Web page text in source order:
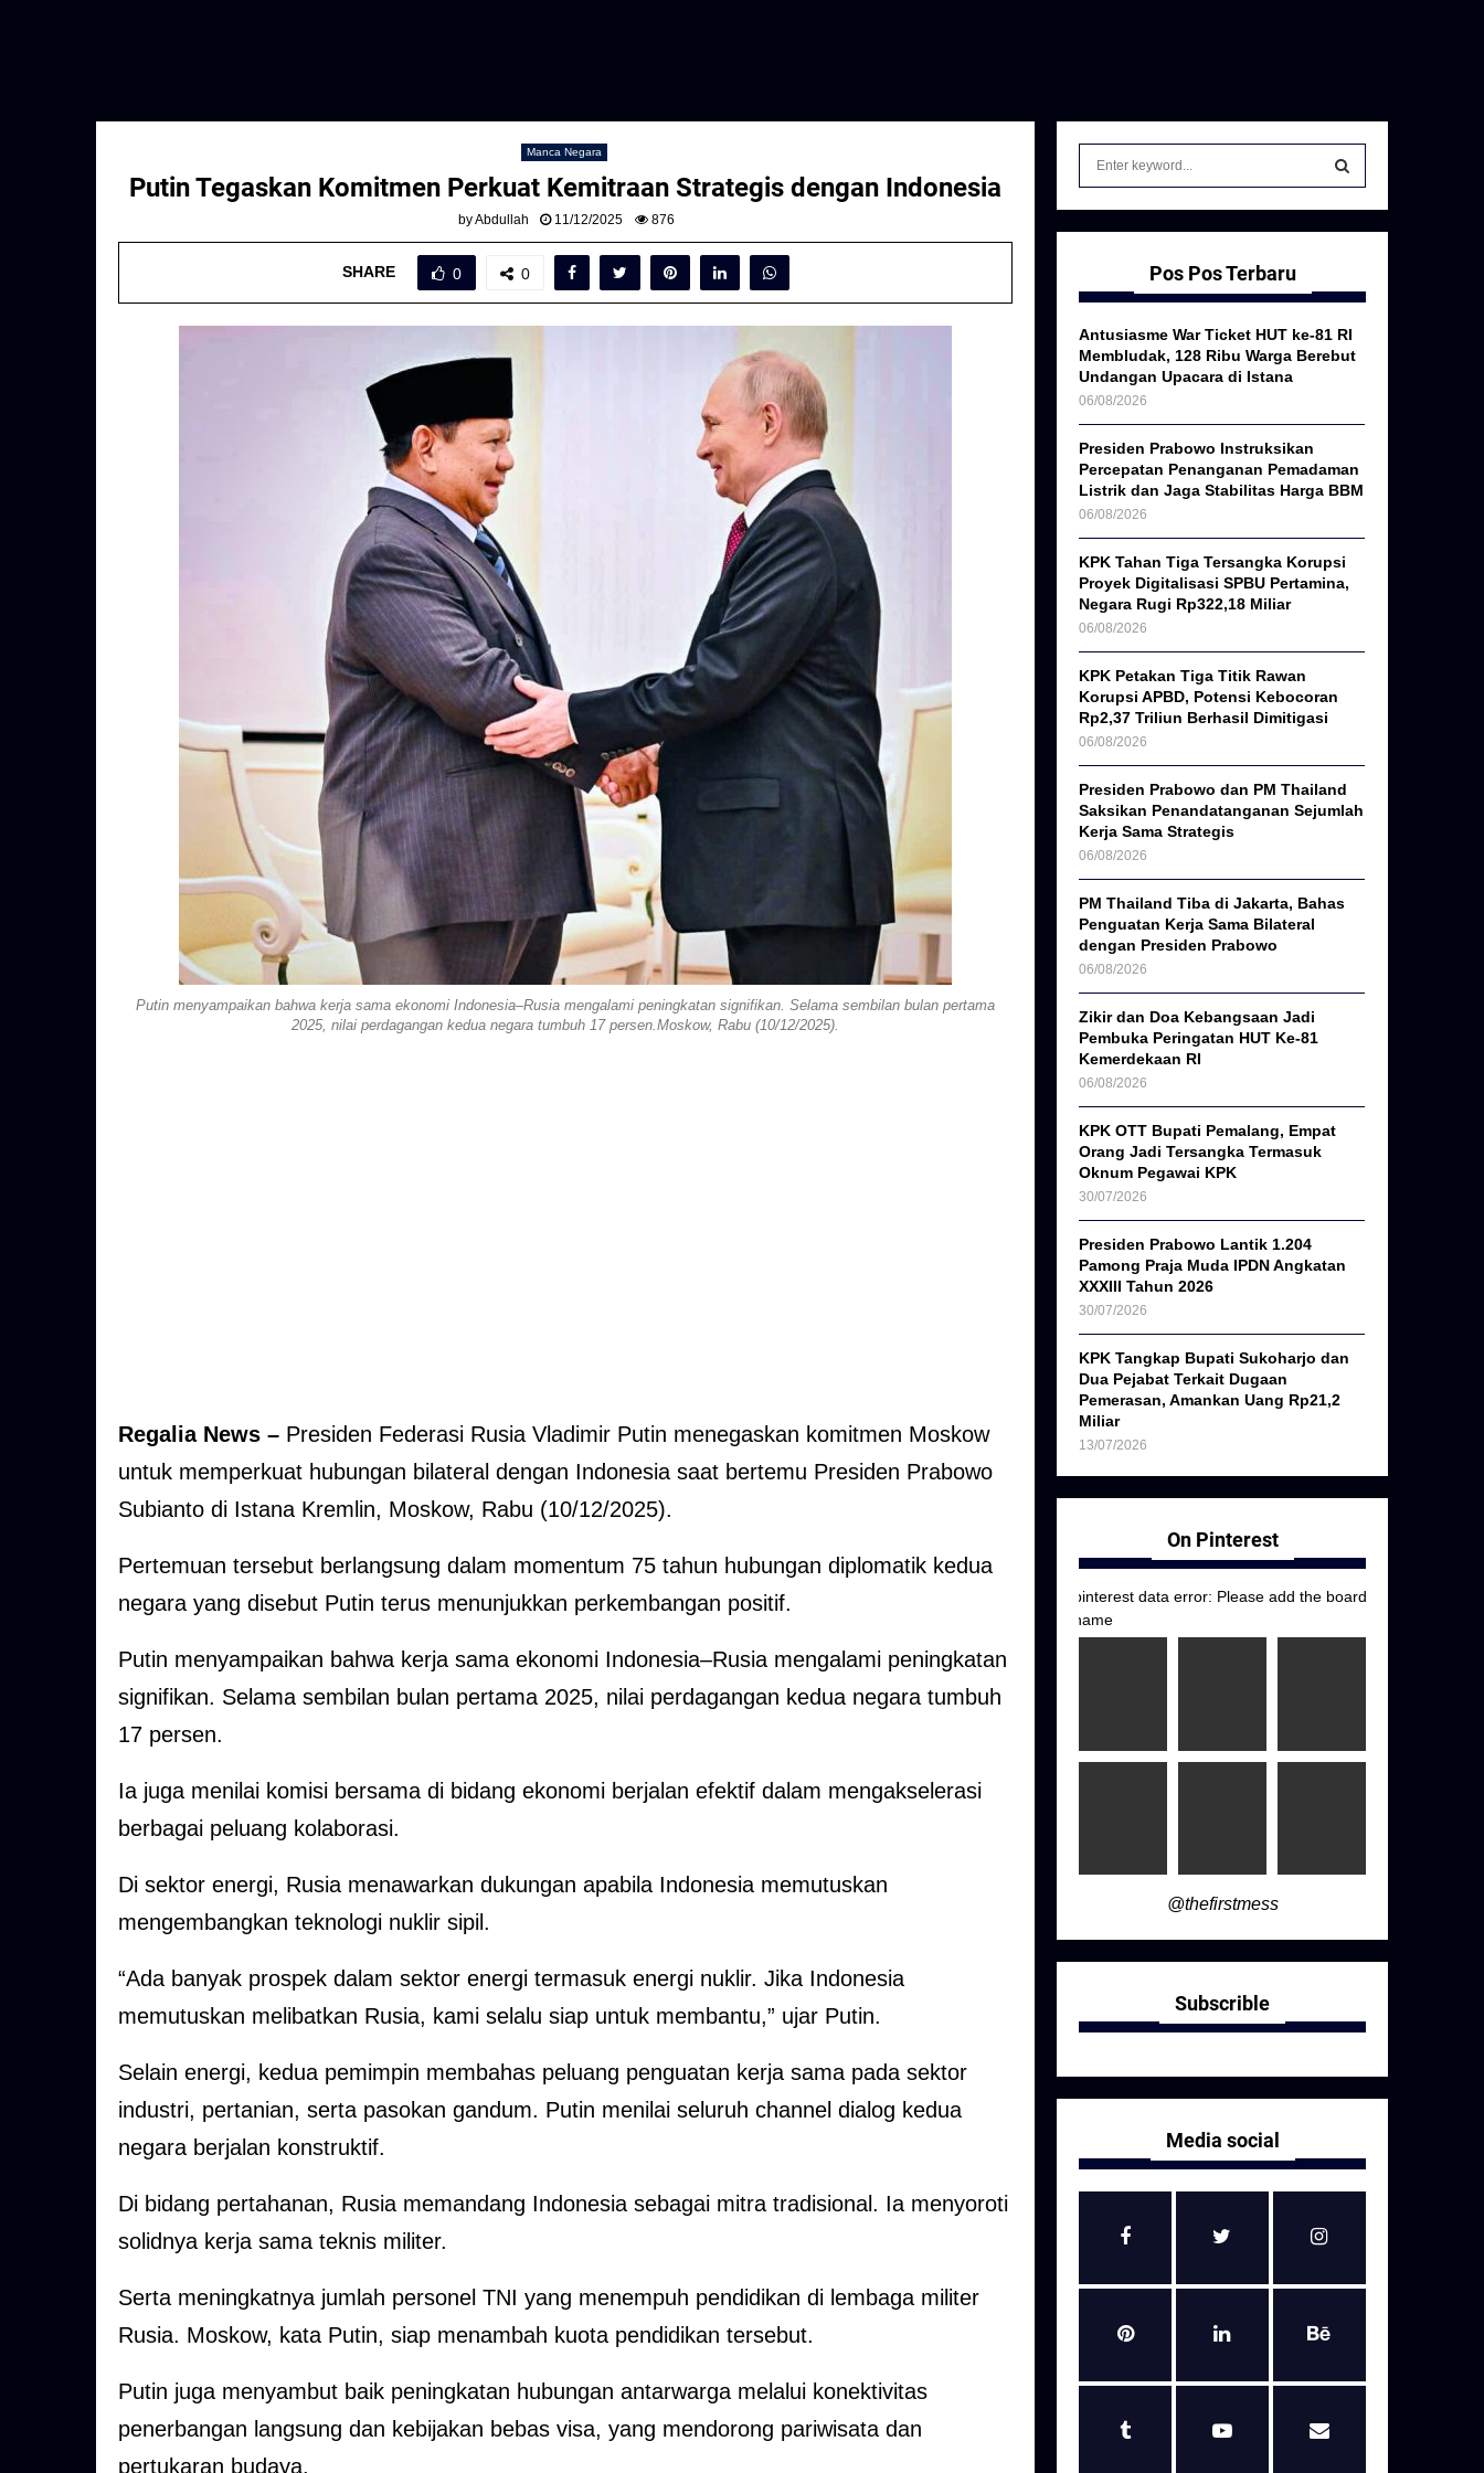
Manca Negara
Putin Tegaskan Komitmen Perkuat Kemitraan Strategis dengan Indonesia
byAbdullah 11/12/2025 876
SHARE 0 0
Putin menyampaikan bahwa kerja sama ekonomi Indonesia–Rusia mengalami peningkatan signifikan. Selama sembilan bulan pertama
2025, nilai perdagangan kedua negara tumbuh 17 persen.Moskow, Rabu (10/12/2025).
Regalia News – Presiden Federasi Rusia Vladimir Putin menegaskan komitmen Moskow
untuk memperkuat hubungan bilateral dengan Indonesia saat bertemu Presiden Prabowo
Subianto di Istana Kremlin, Moskow, Rabu (10/12/2025).
Pertemuan tersebut berlangsung dalam momentum 75 tahun hubungan diplomatik kedua
negara yang disebut Putin terus menunjukkan perkembangan positif.
Putin menyampaikan bahwa kerja sama ekonomi Indonesia–Rusia mengalami peningkatan
signifikan. Selama sembilan bulan pertama 2025, nilai perdagangan kedua negara tumbuh
17 persen.
Ia juga menilai komisi bersama di bidang ekonomi berjalan efektif dalam mengakselerasi
berbagai peluang kolaborasi.
Di sektor energi, Rusia menawarkan dukungan apabila Indonesia memutuskan
mengembangkan teknologi nuklir sipil.
“Ada banyak prospek dalam sektor energi termasuk energi nuklir. Jika Indonesia
memutuskan melibatkan Rusia, kami selalu siap untuk membantu,” ujar Putin.
Selain energi, kedua pemimpin membahas peluang penguatan kerja sama pada sektor
industri, pertanian, serta pasokan gandum. Putin menilai seluruh channel dialog kedua
negara berjalan konstruktif.
Di bidang pertahanan, Rusia memandang Indonesia sebagai mitra tradisional. Ia menyoroti
solidnya kerja sama teknis militer.
Serta meningkatnya jumlah personel TNI yang menempuh pendidikan di lembaga militer
Rusia. Moskow, kata Putin, siap menambah kuota pendidikan tersebut.
Putin juga menyambut baik peningkatan hubungan antarwarga melalui konektivitas
penerbangan langsung dan kebijakan bebas visa, yang mendorong pariwisata dan
pertukaran budaya.
f
r
:
S
A
R
H
Pos Pos Terbaru
Antusiasme War Ticket HUT ke-81 RI
Membludak, 128 Ribu Warga Berebut
Undangan Upacara di Istana
06/08/2026
Presiden Prabowo Instruksikan
Percepatan Penanganan Pemadaman
Listrik dan Jaga Stabilitas Harga BBM
06/08/2026
KPK Tahan Tiga Tersangka Korupsi
Proyek Digitalisasi SPBU Pertamina,
Negara Rugi Rp322,18 Miliar
06/08/2026
KPK Petakan Tiga Titik Rawan
Korupsi APBD, Potensi Kebocoran
Rp2,37 Triliun Berhasil Dimitigasi
06/08/2026
Presiden Prabowo dan PM Thailand
Saksikan Penandatanganan Sejumlah
Kerja Sama Strategis
06/08/2026
PM Thailand Tiba di Jakarta, Bahas
Penguatan Kerja Sama Bilateral
dengan Presiden Prabowo
06/08/2026
Zikir dan Doa Kebangsaan Jadi
Pembuka Peringatan HUT Ke-81
Kemerdekaan RI
06/08/2026
KPK OTT Bupati Pemalang, Empat
Orang Jadi Tersangka Termasuk
Oknum Pegawai KPK
30/07/2026
Presiden Prabowo Lantik 1.204
Pamong Praja Muda IPDN Angkatan
XXXIII Tahun 2026
30/07/2026
KPK Tangkap Bupati Sukoharjo dan
Dua Pejabat Terkait Dugaan
Pemerasan, Amankan Uang Rp21,2
Miliar
13/07/2026
On Pinterest
pinterest data error: Please add the board
name
@thefirstmess
Subscrible
Media social